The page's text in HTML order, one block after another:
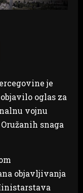
je
oglas za
vojnu
snaga
objavljivanja